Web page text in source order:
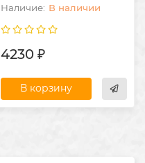
В наличии
4230 ₽
В корзину